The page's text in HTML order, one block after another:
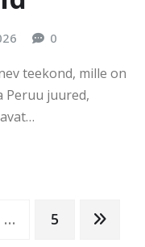
0
teekond, mille on
Peruu juured,
… 5